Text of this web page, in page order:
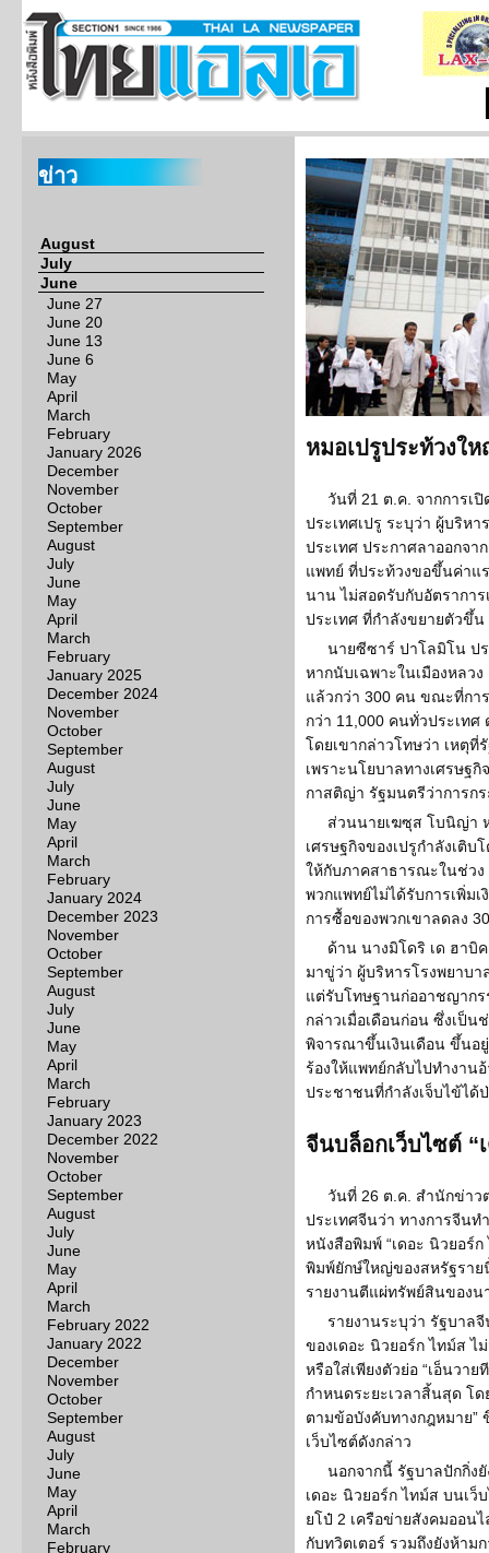
ข่าว
August
July
June
June 27
June 20
June 13
June 6
May
April
March
February
January 2026
December
November
October
September
August
July
June
May
April
March
February
January 2025
December 2024
November
October
September
August
July
June
May
April
March
February
January 2024
December 2023
November
October
September
August
July
June
May
April
March
February
January 2023
December 2022
November
October
September
August
July
June
May
April
March
February 2022
January 2022
December
November
October
September
August
July
June
May
April
March
February
หมอเปรูประท้วงใ
วันที่ 21 ต.ค. จากการเ
ประเทศเปรู ระบุว่า ผู้บริหา
ประเทศ ประกาศลาออกจ
แพทย์ ที่ประท้วงขอขึ้นค่าแ
นาน ไม่สอดรับกับอัตรากา
ประเทศ ที่กำลังขยายตัวขึ้น
นายซีซาร์ ปาโลมิโน ป
หากนับเฉพาะในเมืองหลว
แล้วกว่า 300 คน ขณะที่กา
กว่า 11,000 คนทั่วประเท
โดยเขากล่าวโทษว่า เหตุ
เพราะนโยบาลทางเศรษฐ
กาสติญ่า รัฐมนตรีว่าการกร
ส่วนนายเฆซุส โบนิญ่า
เศรษฐกิจของเปรูกำลังเติ
ให้กับภาคสาธารณะในช่วง
พวกแพทย์ไม่ได้รับการเพิ่ม
การซื้อของพวกเขาลดลง
ด้าน นางมิโดริ เด ฮาบิ
มาขู่ว่า ผู้บริหารโรงพยาบา
แต่รับโทษฐานก่ออาชญาก
กล่าวเมื่อเดือนก่อน ซึ่งเป็น
พิจารณาขึ้นเงินเดือน ขึ้นอ
ร้องให้แพทย์กลับไปทำงาน
ประชาชนที่กำลังเจ็บไข้ได้
จีนบล็อกเว็บไซต์ “
วันที่ 26 ต.ค. สำนักข่าว
ประเทศจีนว่า ทางการจีนท
หนังสือพิมพ์ “เดอะ นิวยอร์ก
พิมพ์ยักษ์ใหญ่ของสหรัฐรา
รายงานตีแผ่ทรัพย์สินของน
รายงานระบุว่า รัฐบาล
ของเดอะ นิวยอร์ก ไทม์ส ไ
หรือใส่เพียงตัวย่อ “เอ็นวา
กำหนดระยะเวลาสิ้นสุด โ
ตามข้อบังคับทางกฎหมาย”
เว็บไซต์ดังกล่าว
นอกจากนี้ รัฐบาลปักกิ่ง
เดอะ นิวยอร์ก ไทม์ส บนเว็
ยโป๋ 2 เครือข่ายสังคมออน
กับทวิตเตอร์ รวมถึงยังห้าม